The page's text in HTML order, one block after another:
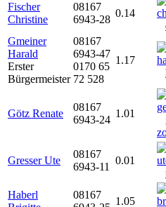
Fischer
Christine
08167
6943-28
0.14
Gmeiner
Harald
Erster
Bürgermeister
08167
6943-47
0170 65
72 528
1.17
Götz Renate
08167
6943-24
1.01
Gresser Ute
08167
6943-11
0.01
Haberl
08167
1.05